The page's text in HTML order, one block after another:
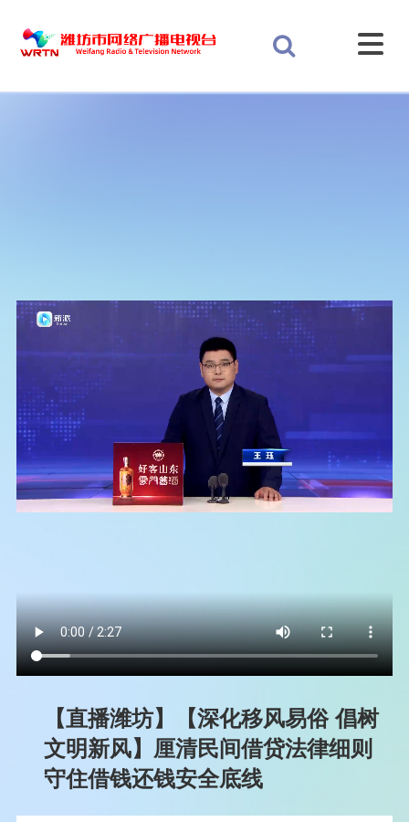
【直播潍坊】【深化移风易俗 倡树
文明新风】厘清民间借贷法律细则
守住借钱还钱安全底线